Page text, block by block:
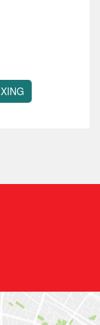
XING